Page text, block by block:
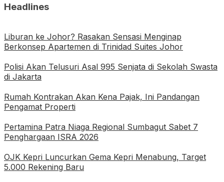
Headlines
Liburan ke Johor? Rasakan Sensasi Menginap
Berkonsep Apartemen di Trinidad Suites Johor
Polisi Akan Telusuri Asal 995 Senjata di Sekolah Swasta
di Jakarta
Rumah Kontrakan Akan Kena Pajak, Ini Pandangan
Pengamat Properti
Pertamina Patra Niaga Regional Sumbagut Sabet 7
Penghargaan ISRA 2026
OJK Kepri Luncurkan Gema Kepri Menabung, Target
5.000 Rekening Baru